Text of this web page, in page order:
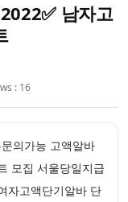
남자고
: 16
의가능 고액알바
모집 서울당일지급
자고액단기알바 단